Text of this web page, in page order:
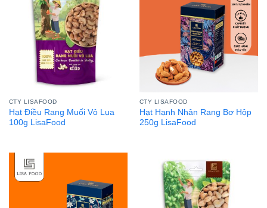
CTY LISAFOOD
Hạt Điều Rang Muối Vỏ Lụa
100g LisaFood
CTY LISAFOOD
Hạt Hạnh Nhân Rang Bơ Hộp
250g LisaFood